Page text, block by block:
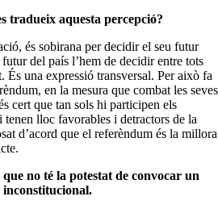
tradueix aquesta percepció?
és sobirana per decidir el seu futur
del país l’hem de decidir entre tots
És una expressió transversal. Per això fa
en la mesura que combat les seves
cert que tan sols hi participen els
lloc favorables i detractors de la
d’acord que el referèndum és la millora
no té la potestat de convocar un